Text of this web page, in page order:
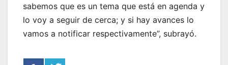
sabemos que es un tema que está en agenda y
lo voy a seguir de cerca; y si hay avances lo
vamos a notificar respectivamente”, subrayó.